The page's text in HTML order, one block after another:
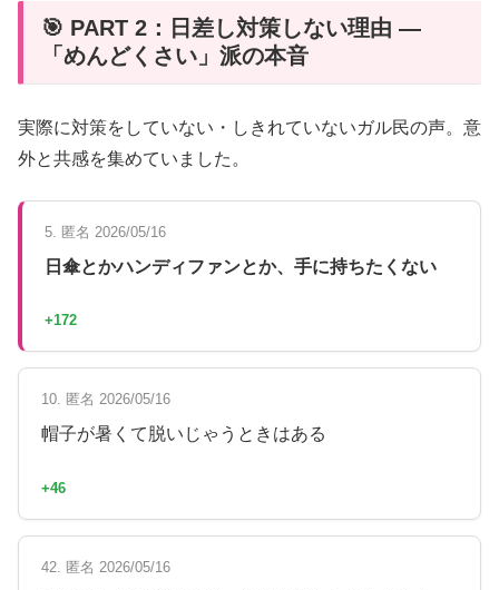
🎯 PART 2：日差し対策しない理由 —
「めんどくさい」派の本音
実際に対策をしていない・しきれていないガル民の声。意
外と共感を集めていました。
5. 匿名 2026/05/16
日傘とかハンディファンとか、手に持ちたくない
+172
10. 匿名 2026/05/16
帽子が暑くて脱いじゃうときはある
+46
42. 匿名 2026/05/16